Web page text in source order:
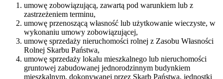
umowę zobowiązującą, zawartą pod warunkiem lub z
zastrzeżeniem terminu,
umowę przenoszącą własność lub użytkowanie wieczyste, w
wykonaniu umowy zobowiązującej,
umowę sprzedaży nieruchomości rolnej z Zasobu Własności
Rolnej Skarbu Państwa,
umowę sprzedaży lokalu mieszkalnego lub nieruchomości
gruntowej zabudowanej jednorodzinnym budynkiem
mieszkalnym, dokonywanej przez Skarb Państwa, jednostki